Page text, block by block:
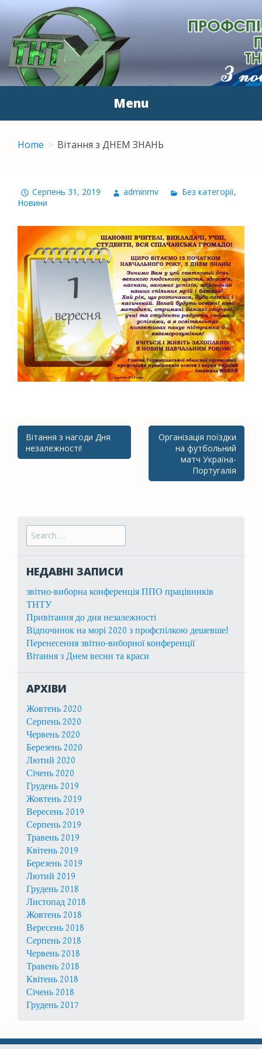
ПЕРВИННА
ПРОФСПІЛКОВА
ОРГАНІЗАЦІЯ
ПРАЦІВНИКІВ ТНТУ ІМ.
І.ПУЛЮЯ
З повагою до людей
Menu
Home Вітання з ДНЕМ ЗНАНЬ
Серпень 31, 2019 adminmv Без категорії,
Новини
Post navigation
Вітання з нагоди Дня
незалежності!
Організація поїздки
на футбольний
матч Україна-
Португалія
Search for:
НЕДАВНІ ЗАПИСИ
звітно-виборна конференція ППО працівників
ТНТУ
Привітання до дня незалежності
Відпочинок на морі 2020 з профспілкою дешевше!
Перенесення звітно-виборної конференції
Вітання з Днем весни та краси
АРХІВИ
Жовтень 2020
Серпень 2020
Червень 2020
Березень 2020
Лютий 2020
Січень 2020
Грудень 2019
Жовтень 2019
Вересень 2019
Серпень 2019
Травень 2019
Квітень 2019
Березень 2019
Лютий 2019
Грудень 2018
Листопад 2018
Жовтень 2018
Вересень 2018
Серпень 2018
Червень 2018
Травень 2018
Квітень 2018
Січень 2018
Грудень 2017